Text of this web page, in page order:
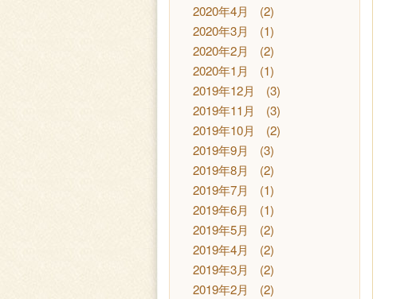
2020年4月
(2)
2020年3月
(1)
2020年2月
(2)
2020年1月
(1)
2019年12月
(3)
2019年11月
(3)
2019年10月
(2)
2019年9月
(3)
2019年8月
(2)
2019年7月
(1)
2019年6月
(1)
2019年5月
(2)
2019年4月
(2)
2019年3月
(2)
2019年2月
(2)